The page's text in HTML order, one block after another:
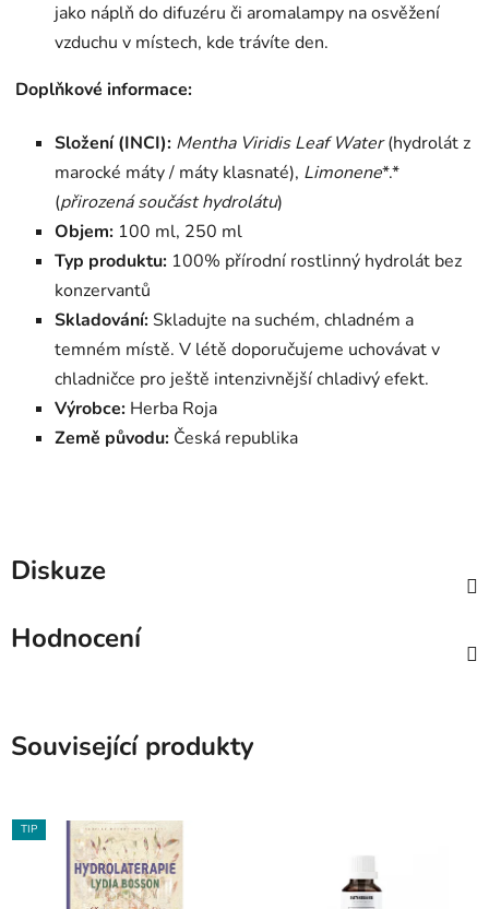
jako náplň do difuzéru či aromalampy na osvěžení
vzduchu v místech, kde trávíte den.
Doplňkové informace:
Složení (INCI): Mentha Viridis Leaf Water(hydrolát z
marocké máty / máty klasnaté), Limonene*.*
(přirozená součást hydrolátu)
Objem: 100 ml, 250 ml
Typ produktu: 100% přírodní rostlinný hydrolát bez
konzervantů
Skladování:Skladujte na suchém, chladném a
temném místě. V létě doporučujeme uchovávat v
chladničce pro ještě intenzivnější chladivý efekt.
Výrobce: Herba Roja
Země původu: Česká republika
Diskuze
Hodnocení
Související produkty
TIP